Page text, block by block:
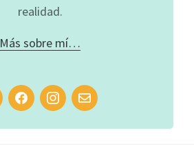
realidad.
Más sobre mí…